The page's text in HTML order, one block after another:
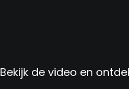
Bekijk de video en